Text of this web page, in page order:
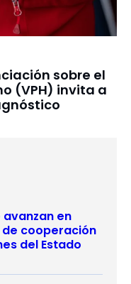
sobre el
(VPH) invita a
avanzan en
cooperación
del Estado